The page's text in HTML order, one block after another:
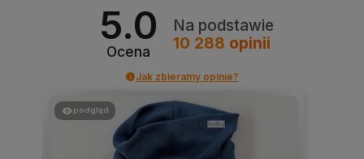
5.0
Ocena
Na podstawie
10 288 opinii
Jak zbieramy opinie?
podgląd